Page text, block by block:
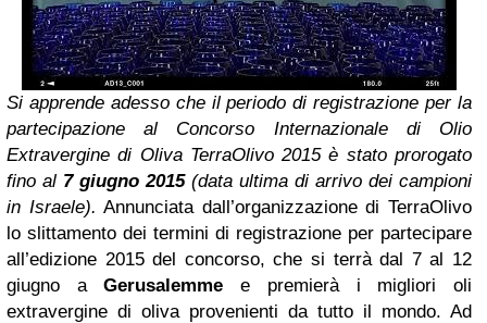
Si apprende adesso che il periodo di registrazione per la
partecipazione al Concorso Internazionale di Olio
Extravergine di Oliva TerraOlivo 2015 è stato prorogato
fino al 7 giugno 2015(data ultima di arrivo dei campioni
in Israele). Annunciata dall’organizzazione di TerraOlivo
lo slittamento dei termini di registrazione per partecipare
all’edizione 2015 del concorso, che si terrà dal 7 al 12
giugno aGerusalemme e premierà i migliori oli
extravergine di oliva provenienti da tutto il mondo. Ad